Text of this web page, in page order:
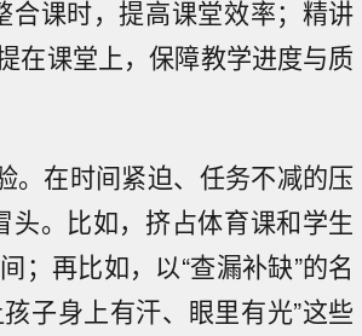
课时，提高课堂效率；精讲
在课堂上，保障教学进度与质
。在时间紧迫、任务不减的压
。比如，挤占体育课和学生
；再比如，以“查漏补缺”的名
子身上有汗、眼里有光”这些